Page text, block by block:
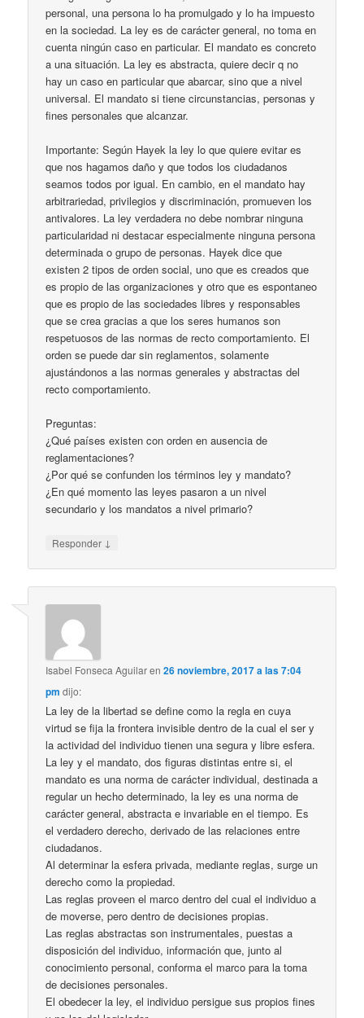
personal, una persona lo ha promulgado y lo ha impuesto
en la sociedad. La ley es de carácter general, no toma en
cuenta ningún caso en particular. El mandato es concreto
a una situación. La ley es abstracta, quiere decir q no
hay un caso en particular que abarcar, sino que a nivel
universal. El mandato si tiene circunstancias, personas y
fines personales que alcanzar.
Importante: Según Hayek la ley lo que quiere evitar es
que nos hagamos daño y que todos los ciudadanos
seamos todos por igual. En cambio, en el mandato hay
arbitrariedad, privilegios y discriminación, promueven los
antivalores. La ley verdadera no debe nombrar ninguna
particularidad ni destacar especialmente ninguna persona
determinada o grupo de personas. Hayek dice que
existen 2 tipos de orden social, uno que es creados que
es propio de las organizaciones y otro que es espontaneo
que es propio de las sociedades libres y responsables
que se crea gracias a que los seres humanos son
respetuosos de las normas de recto comportamiento. El
orden se puede dar sin reglamentos, solamente
ajustándonos a las normas generales y abstractas del
recto comportamiento.
Preguntas:
¿Qué países existen con orden en ausencia de
reglamentaciones?
¿Por qué se confunden los términos ley y mandato?
¿En qué momento las leyes pasaron a un nivel
secundario y los mandatos a nivel primario?
Responder ↓
Isabel Fonseca Aguilaren26 noviembre, 2017 a las 7:04
pm dijo:
La ley de la libertad se define como la regla en cuya
virtud se fija la frontera invisible dentro de la cual el ser y
la actividad del individuo tienen una segura y libre esfera.
La ley y el mandato, dos figuras distintas entre si, el
mandato es una norma de carácter individual, destinada a
regular un hecho determinado, la ley es una norma de
carácter general, abstracta e invariable en el tiempo. Es
el verdadero derecho, derivado de las relaciones entre
ciudadanos.
Al determinar la esfera privada, mediante reglas, surge un
derecho como la propiedad.
Las reglas proveen el marco dentro del cual el individuo a
de moverse, pero dentro de decisiones propias.
Las reglas abstractas son instrumentales, puestas a
disposición del individuo, información que, junto al
conocimiento personal, conforma el marco para la toma
de decisiones personales.
El obedecer la ley, el individuo persigue sus propios fines